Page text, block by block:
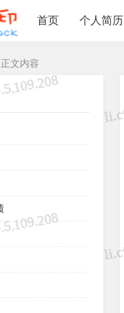
首页 个人简历
文内容